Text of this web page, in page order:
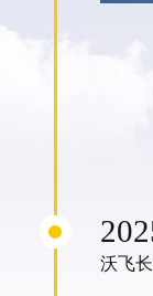
沃飞